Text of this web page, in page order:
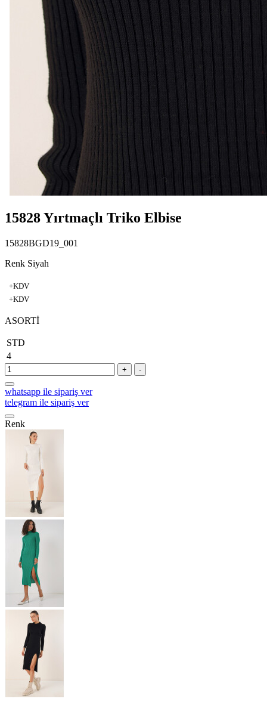
15828 Yırtmaçlı Triko Elbise
15828BGD19_001
Renk Siyah
+KDV
+KDV
ASORTİ
STD
4
+ -
whatsapp ile sipariş ver
telegram ile sipariş ver
Renk